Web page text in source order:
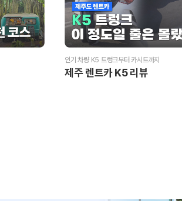
인기 차량 K5 트렁크부터 카시트까지
제주 렌트카 K5 리뷰